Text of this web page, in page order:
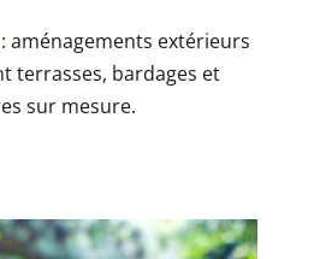
aménagements extérieurs
terrasses, bardages et
sur mesure.